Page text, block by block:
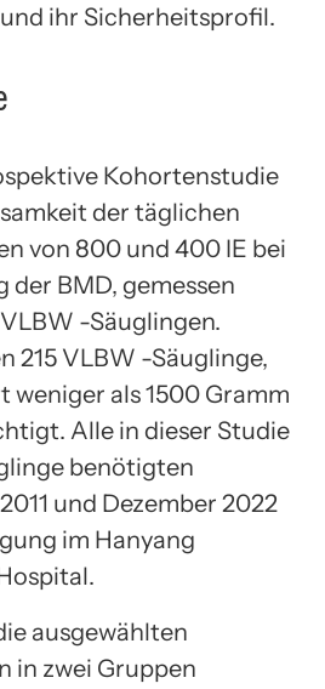
ihr Sicherheitsprofil.
Kohortenstudie
der täglichen
von 800 und 400 IE bei
der BMD, gemessen
-Säuglingen.
215 VLBW -Säuglinge,
weniger als 1500 Gramm
Alle in dieser Studie
benötigten
und Dezember 2022
im Hanyang
ausgewählten
in zwei Gruppen